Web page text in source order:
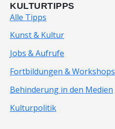
KULTURTIPPS
Alle Tipps
Kunst & Kultur
Jobs & Aufrufe
Fortbildungen & Workshops
Behinderung in den Medien
Kulturpolitik